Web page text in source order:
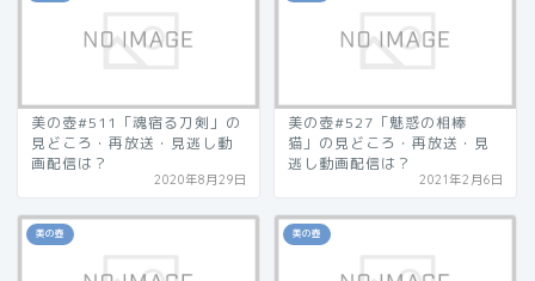
美の壺#511「魂宿る刀剣」の
見どころ・再放送・見逃し動
画配信は？
2020年8月29日
美の壺#527「魅惑の相棒
猫」の見どころ・再放送・見
逃し動画配信は？
2021年2月6日
美の壺 美の壺